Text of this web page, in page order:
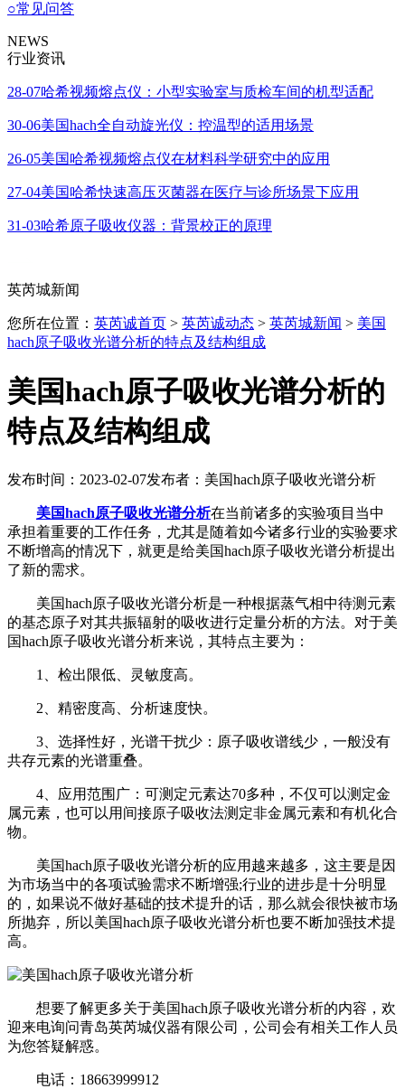
○常见问答
NEWS
行业资讯
28-07哈希视频熔点仪：小型实验室与质检车间的机型适配
30-06美国hach全自动旋光仪：控温型的适用场景
26-05美国哈希视频熔点仪在材料科学研究中的应用
27-04美国哈希快速高压灭菌器在医疗与诊所场景下应用
31-03哈希原子吸收仪器：背景校正的原理
英芮城新闻
您所在位置： 英芮诚首页 > 英芮诚动态 > 英芮城新闻 > 美国
hach原子吸收光谱分析的特点及结构组成
美国hach原子吸收光谱分析的
特点及结构组成
发布时间：2023-02-07发布者：美国hach原子吸收光谱分析
美国hach原子吸收光谱分析在当前诸多的实验项目当中
承担着重要的工作任务，尤其是随着如今诸多行业的实验要求
不断增高的情况下，就更是给美国hach原子吸收光谱分析提出
了新的需求。
美国hach原子吸收光谱分析是一种根据蒸气相中待测元素
的基态原子对其共振辐射的吸收进行定量分析的方法。对于美
国hach原子吸收光谱分析来说，其特点主要为：
1、检出限低、灵敏度高。
2、精密度高、分析速度快。
3、选择性好，光谱干扰少：原子吸收谱线少，一般没有
共存元素的光谱重叠。
4、应用范围广：可测定元素达70多种，不仅可以测定金
属元素，也可以用间接原子吸收法测定非金属元素和有机化合
物。
美国hach原子吸收光谱分析的应用越来越多，这主要是因
为市场当中的各项试验需求不断增强;行业的进步是十分明显
的，如果说不做好基础的技术提升的话，那么就会很快被市场
所抛弃，所以美国hach原子吸收光谱分析也要不断加强技术提
高。
想要了解更多关于美国hach原子吸收光谱分析的内容，欢
迎来电询问青岛英芮城仪器有限公司，公司会有相关工作人员
为您答疑解惑。
电话：18663999912